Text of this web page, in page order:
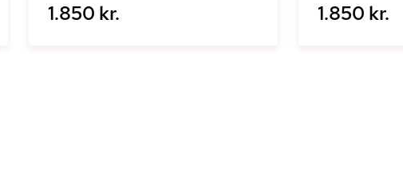
1.850 kr. 1.850 kr.